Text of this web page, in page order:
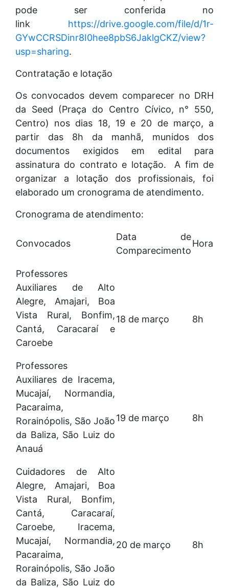
pode ser conferida no
link https://drive.google.com/file/d/1r-
GYwCCRSDinr8I0hee8pbS6JaklgCKZ/view?
usp=sharing.
Contratação e lotação
Os convocados devem comparecer no DRH
da Seed (Praça do Centro Cívico, n° 550,
Centro) nos dias 18, 19 e 20 de março, a
partir das 8h da manhã, munidos dos
documentos exigidos em edital para
assinatura do contrato e lotação. A fim de
organizar a lotação dos profissionais, foi
elaborado um cronograma de atendimento.
Cronograma de atendimento:
Convocados
Data de
Comparecimento
Hora
Professores
Auxiliares de Alto
Alegre, Amajari, Boa
Vista Rural, Bonfim,
Cantá, Caracaraí e
Caroebe
18 de março 8h
Professores
Auxiliares de Iracema,
Mucajaí, Normandia,
Pacaraima,
Rorainópolis, São João
da Baliza, São Luiz do
Anauá
19 de março 8h
Cuidadores de Alto
Alegre, Amajari, Boa
Vista Rural, Bonfim,
Cantá, Caracaraí,
Caroebe, Iracema,
Mucajaí, Normandia,
Pacaraima,
Rorainópolis, São João
da Baliza, São Luiz do
20 de março 8h